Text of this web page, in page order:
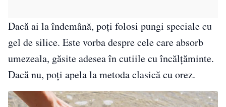
Dacă ai la îndemână, poți folosi pungi speciale cu
gel de silice. Este vorba despre cele care absorb
umezeala, găsite adesea în cutiile cu încălțăminte.
Dacă nu, poți apela la metoda clasică cu orez.